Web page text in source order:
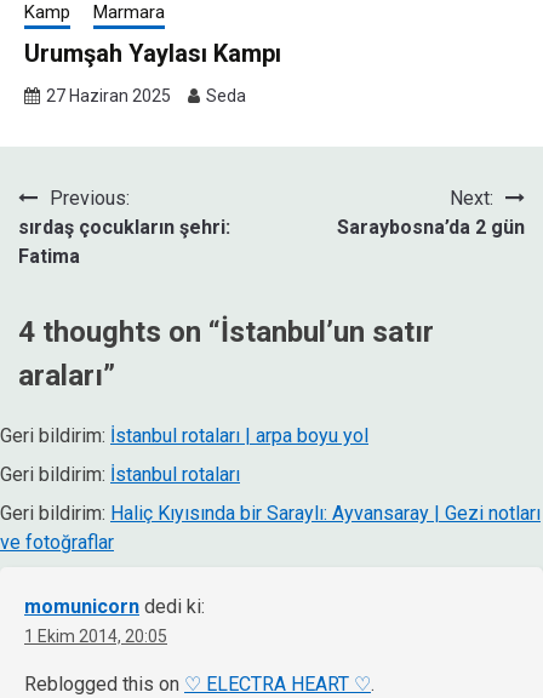
Kamp Marmara
Urumşah Yaylası Kampı
27 Haziran 2025 Seda
Yazı
gezinmesi
Previous:
sırdaş çocukların şehri:
Fatima
Next:
Saraybosna’da 2 gün
4 thoughts on “İstanbul’un satır
araları”
Geri bildirim: İstanbul rotaları | arpa boyu yol
Geri bildirim: İstanbul rotaları
Geri bildirim: Haliç Kıyısında bir Saraylı: Ayvansaray | Gezi notları
ve fotoğraflar
momunicorn dedi ki:
1 Ekim 2014, 20:05
Reblogged this on ♡ ELECTRA HEART ♡.